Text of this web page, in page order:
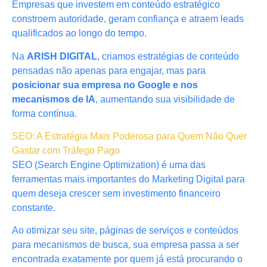
Empresas que investem em conteúdo estratégico
constroem autoridade, geram confiança e atraem leads
qualificados ao longo do tempo.
Na ARISH DIGITAL, criamos estratégias de conteúdo
pensadas não apenas para engajar, mas para
posicionar sua empresa no Google e nos
mecanismos de IA, aumentando sua visibilidade de
forma contínua.
SEO: A Estratégia Mais Poderosa para Quem Não Quer
Gastar com Tráfego Pago
SEO (Search Engine Optimization) é uma das
ferramentas mais importantes do Marketing Digital para
quem deseja crescer sem investimento financeiro
constante.
Ao otimizar seu site, páginas de serviços e conteúdos
para mecanismos de busca, sua empresa passa a ser
encontrada exatamente por quem já está procurando o